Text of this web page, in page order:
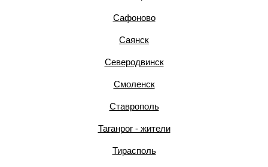
Сафоново
Саянск
Северодвинск
Смоленск
Ставрополь
Таганрог - жители
Тирасполь